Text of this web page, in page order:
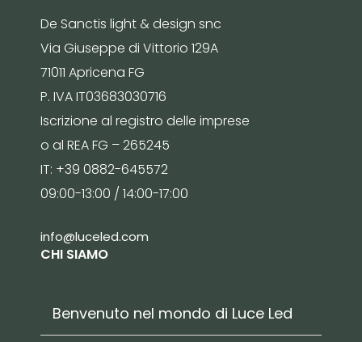
De Sanctis light & design snc
Via Giuseppe di Vittorio 129A
71011 Apricena FG
P. IVA IT03683030716
Iscrizione al registro delle imprese
o al REA FG – 265245
IT: +39 0882-645572
09:00-13:00 / 14:00-17:00
info@luceled.com
CHI SIAMO
Benvenuto nel mondo di Luce Led